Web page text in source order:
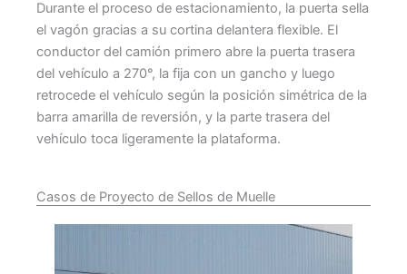
Durante el proceso de estacionamiento, la puerta sella
el vagón gracias a su cortina delantera flexible. El
conductor del camión primero abre la puerta trasera
del vehículo a 270°, la fija con un gancho y luego
retrocede el vehículo según la posición simétrica de la
barra amarilla de reversión, y la parte trasera del
vehículo toca ligeramente la plataforma.
Casos de Proyecto de Sellos de Muelle